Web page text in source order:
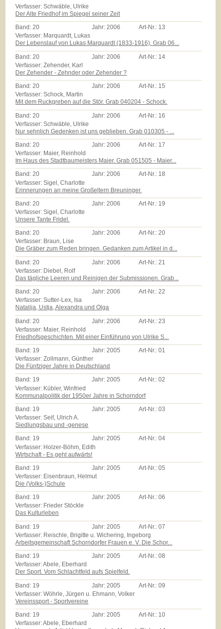
Verfasser: Schwäble, Ulrike
Der Alte Friedhof im Spiegel seiner Zeit
Band:20 Jahr:2006 Art-Nr.: 13
Verfasser: Marquardt, Lukas
Der Lebenslauf von Lukas Marquardt (1833-1916). Grab 06...
Band: 20 Jahr: 2006 Art-Nr.: 14
Verfasser: Zehender, Karl
Der Zehender - Zehnder oder Zehender ?
Band:20 Jahr:2006 Art-Nr.: 15
Verfasser: Schock, Martin
Mit dem Ruckgreben auf die Stör. Grab 040204 - Schock.
Band: 20 Jahr: 2006 Art-Nr.: 16
Verfasser: Schwäble, Ulrike
Nur sehnlich Gedenken ist uns geblieben. Grab 010305 - ...
Band:20 Jahr:2006 Art-Nr.: 17
Verfasser: Maier, Reinhold
Im Haus des Stadtbaumeisters Maier. Grab 051505 - Maier...
Band:20 Jahr:2006 Art-Nr.: 18
Verfasser: Sigel, Charlotte
Erinnerungen an meine Großeltern Breuninger.
Band:20 Jahr:2006 Art-Nr.: 19
Verfasser: Sigel, Charlotte
Unsere Tante Fridel.
Band:20 Jahr:2006 Art-Nr.:20
Verfasser: Braun, Lise
Die Gräber zum Reden bringen. Gedanken zum Artikel in d...
Band: 20 Jahr: 2006 Art-Nr.: 21
Verfasser: Diebel, Rolf
Das tägliche Leeren und Reinigen der Submissionen. Grab...
Band:20 Jahr:2006 Art-Nr.:22
Verfasser: Sutter-Lex, Isa
Natalija, Ustja, Alexandra und Olga
Band: 20 Jahr: 2006 Art-Nr.: 23
Verfasser: Maier, Reinhold
Friedhofsgeschichten. Mit einer Einführung von Ulrike S...
Band: 19 Jahr:2005 Art-Nr.:01
Verfasser: Zollmann, Günther
Die Fünfziger Jahre in Deutschland
Band: 19 Jahr:2005 Art-Nr.:02
Verfasser: Kübler, Winfried
Kommunalpolitik der 1950er Jahre in Schorndorf
Band: 19 Jahr:2005 Art-Nr.:03
Verfasser: Seif, Ulrich A.
Siedlungsbau und -genese
Band: 19 Jahr:2005 Art-Nr.:04
Verfasser: Holzer-Böhm, Edith
Wirtschaft - Es geht aufwärts!
Band: 19 Jahr: 2005 Art-Nr.:05
Verfasser: Eisenbraun, Helmut
Die (Volks-)Schule
Band: 19 Jahr:2005 Art-Nr.:06
Verfasser: Frieder Stöckle
Das Kulturleben
Band: 19 Jahr: 2005 Art-Nr.:07
Verfasser: Reischle, Brigitte u. Wichering, Ingeborg
Arbeitsgemeinschaft Schorndorfer Frauen e. V. Die Schor...
Band: 19 Jahr:2005 Art-Nr.:08
Verfasser: Abele, Eberhard
Der Sport. Vom Schlachtfeld aufs Spielfeld.
Band: 19 Jahr: 2005 Art-Nr.:09
Verfasser: Wöhrle, Jürgen u. Ehmann, Volker
Vereinssport - Sportvereine
Band: 19 Jahr:2005 Art-Nr.: 10
Verfasser: Abele, Eberhard